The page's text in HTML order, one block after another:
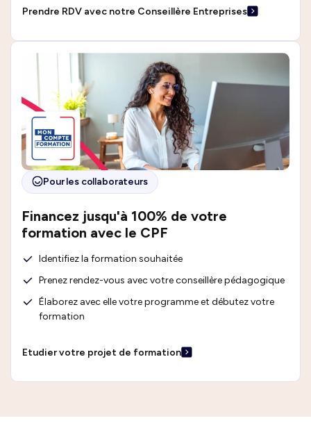
Prendre RDV avec notre Conseillère Entreprises
Pour les collaborateurs
Financez jusqu'à 100% de votre
formation avec le CPF
Identifiez la formation souhaitée
Prenez rendez-vous avec votre conseillère pédagogique
Élaborez avec elle votre programme et débutez votre
formation
Etudier votre projet de formation